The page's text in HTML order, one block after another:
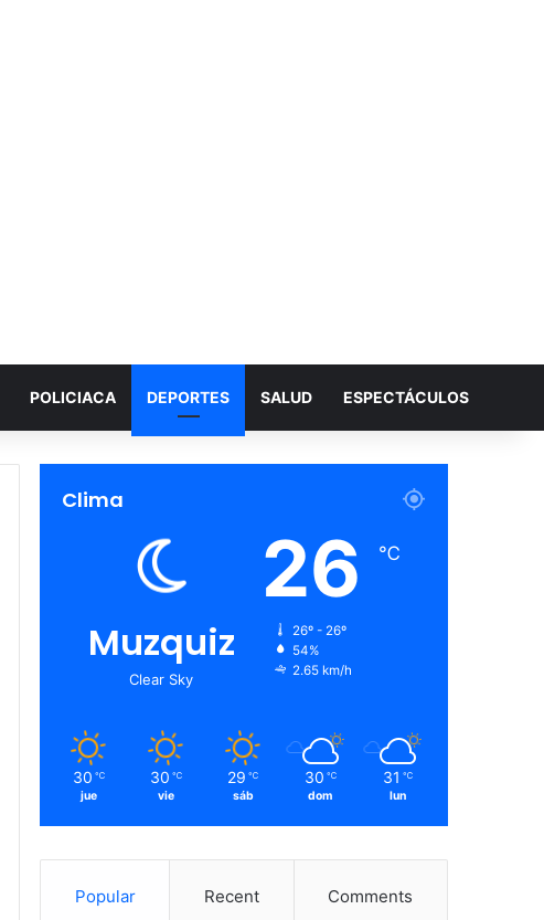
POLICIACA DEPORTES SALUD ESPECTÁCULOS
Clima
Muzquiz
Clear Sky
26 ℃
26º - 26º
54%
2.65 km/h
30 ℃
jue
30 ℃
vie
29 ℃
sáb
30 ℃
dom
31 ℃
lun
Popular Recent Comments